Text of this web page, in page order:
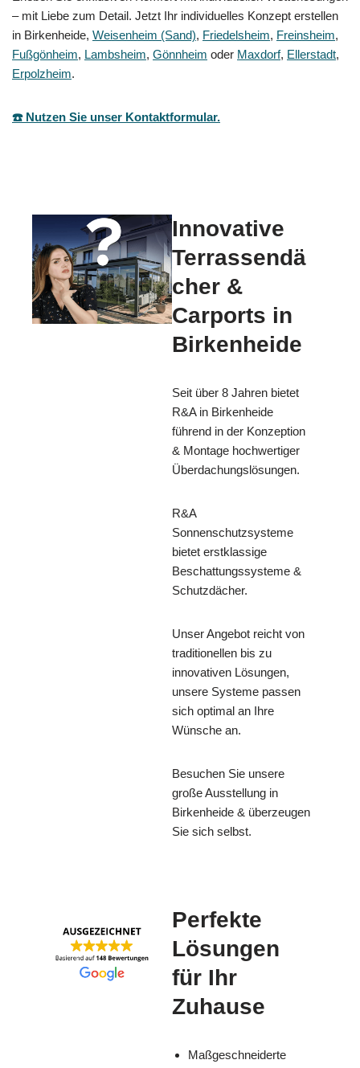
– mit Liebe zum Detail. Jetzt Ihr individuelles Konzept erstellen
in Birkenheide, Weisenheim (Sand), Friedelsheim, Freinsheim,
Fußgönheim, Lambsheim, Gönnheim oder Maxdorf, Ellerstadt,
Erpolzheim.
☎️ Nutzen Sie unser Kontaktformular.
Innovative
Terrassendä
cher &
Carports in
Birkenheide
Seit über 8 Jahren bietet
R&A in Birkenheide
führend in der Konzeption
& Montage hochwertiger
Überdachungslösungen.
R&A
Sonnenschutzsysteme
bietet erstklassige
Beschattungssysteme &
Schutzdächer.
Unser Angebot reicht von
traditionellen bis zu
innovativen Lösungen,
unsere Systeme passen
sich optimal an Ihre
Wünsche an.
Besuchen Sie unsere
große Ausstellung in
Birkenheide & überzeugen
Sie sich selbst.
Perfekte
Lösungen
für Ihr
Zuhause
Maßgeschneiderte